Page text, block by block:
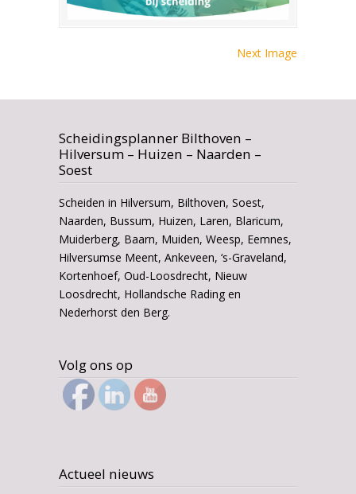
Next Image
Scheidingsplanner Bilthoven –
Hilversum – Huizen – Naarden –
Soest
Scheiden in Hilversum, Bilthoven, Soest,
Naarden, Bussum, Huizen, Laren, Blaricum,
Muiderberg, Baarn, Muiden, Weesp, Eemnes,
Hilversumse Meent, Ankeveen, ‘s-Graveland,
Kortenhoef, Oud-Loosdrecht, Nieuw
Loosdrecht, Hollandsche Rading en
Nederhorst den Berg.
Volg ons op
Actueel nieuws